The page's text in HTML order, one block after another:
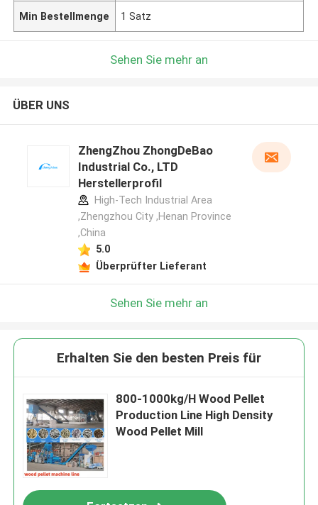
Min Bestellmenge 1 Satz
Sehen Sie mehr an
ÜBER UNS
ZhengZhou ZhongDeBao
Industrial Co., LTD
Herstellerprofil
High-Tech Industrial Area
,Zhengzhou City ,Henan Province
,China
5.0
Überprüfter Lieferant
Sehen Sie mehr an
Erhalten Sie den besten Preis für
800-1000kg/H Wood Pellet
Production Line High Density
Wood Pellet Mill